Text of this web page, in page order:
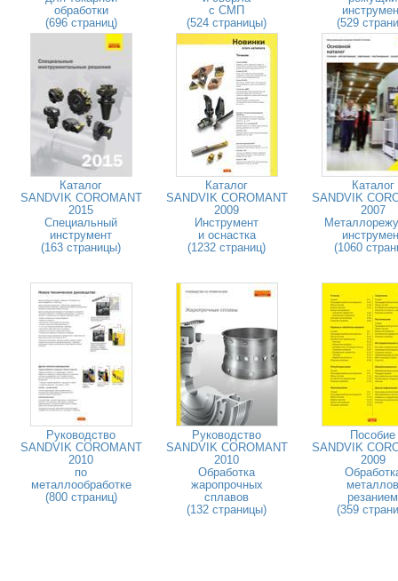
обработки
(696 страниц)
с СМП
(524 страницы)
(529
Каталог
SANDVIK COROMANT
2015
Специальный
инструмент
(163 страницы)
Каталог
SANDVIK COROMANT
2009
Инструмент
и оснастка
(1232 страниц)
Каталог
SANDVIK
2007
(1060
Руководство
SANDVIK COROMANT
2010
по
металлообработке
(800 страниц)
Руководство
SANDVIK COROMANT
2010
Обработка
жаропрочных
сплавов
(132 страницы)
Пособие
SANDVIK
2009
металлов
резанием
(359